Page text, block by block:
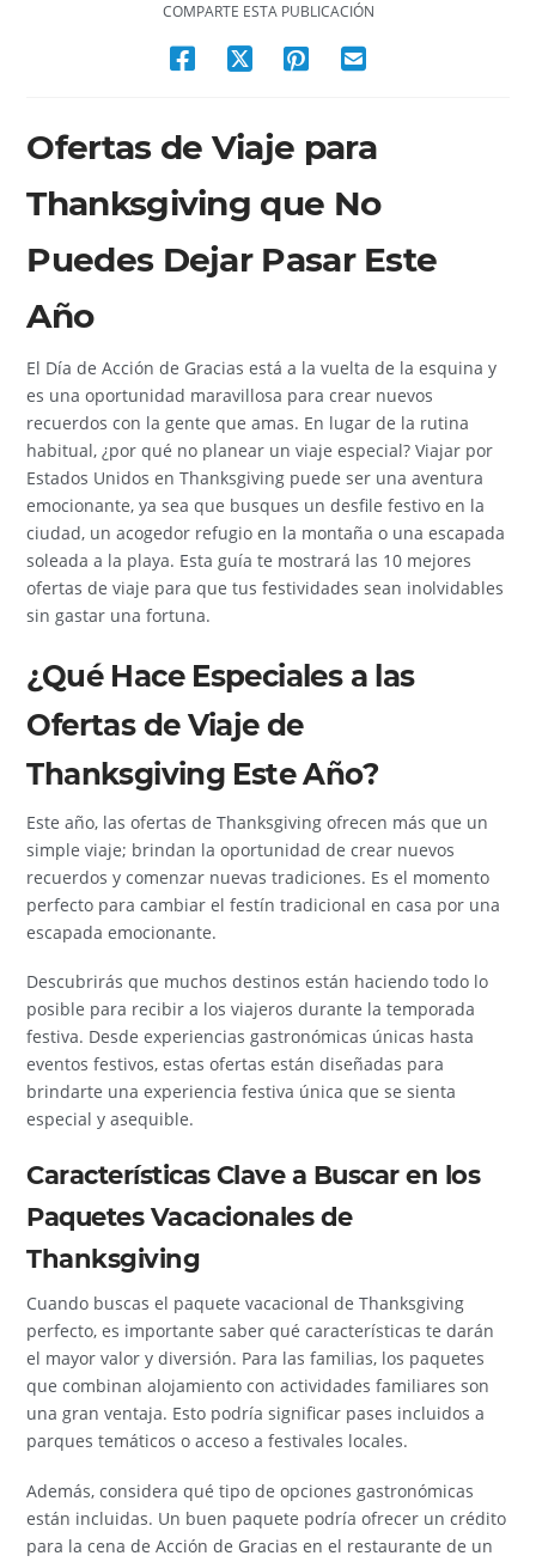
COMPARTE ESTA PUBLICACIÓN
Ofertas de Viaje para
Thanksgiving que No
Puedes Dejar Pasar Este
Año
El Día de Acción de Gracias está a la vuelta de la esquina y
es una oportunidad maravillosa para crear nuevos
recuerdos con la gente que amas. En lugar de la rutina
habitual, ¿por qué no planear un viaje especial? Viajar por
Estados Unidos en Thanksgiving puede ser una aventura
emocionante, ya sea que busques un desfile festivo en la
ciudad, un acogedor refugio en la montaña o una escapada
soleada a la playa. Esta guía te mostrará las 10 mejores
ofertas de viaje para que tus festividades sean inolvidables
sin gastar una fortuna.
¿Qué Hace Especiales a las
Ofertas de Viaje de
Thanksgiving Este Año?
Este año, las ofertas de Thanksgiving ofrecen más que un
simple viaje; brindan la oportunidad de crear nuevos
recuerdos y comenzar nuevas tradiciones. Es el momento
perfecto para cambiar el festín tradicional en casa por una
escapada emocionante.
Descubrirás que muchos destinos están haciendo todo lo
posible para recibir a los viajeros durante la temporada
festiva. Desde experiencias gastronómicas únicas hasta
eventos festivos, estas ofertas están diseñadas para
brindarte una experiencia festiva única que se sienta
especial y asequible.
Características Clave a Buscar en los
Paquetes Vacacionales de
Thanksgiving
Cuando buscas el paquete vacacional de Thanksgiving
perfecto, es importante saber qué características te darán
el mayor valor y diversión. Para las familias, los paquetes
que combinan alojamiento con actividades familiares son
una gran ventaja. Esto podría significar pases incluidos a
parques temáticos o acceso a festivales locales.
Además, considera qué tipo de opciones gastronómicas
están incluidas. Un buen paquete podría ofrecer un crédito
para la cena de Acción de Gracias en el restaurante de un